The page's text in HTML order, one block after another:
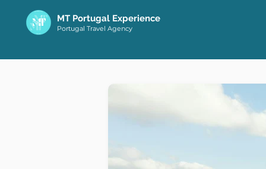
MT Portugal Experience
Portugal Travel Agency